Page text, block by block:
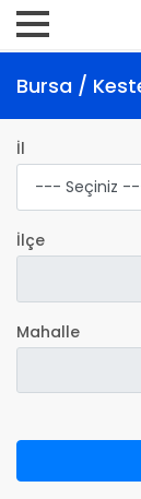
Bursa /
İl
İlçe
Mahalle